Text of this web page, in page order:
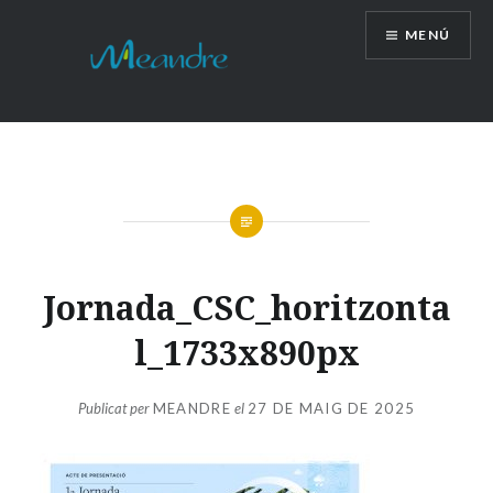
MENÚ
Jornada_CSC_horitzonta
l_1733x890px
Publicat perMEANDRE el 27 DE MAIG DE 2025